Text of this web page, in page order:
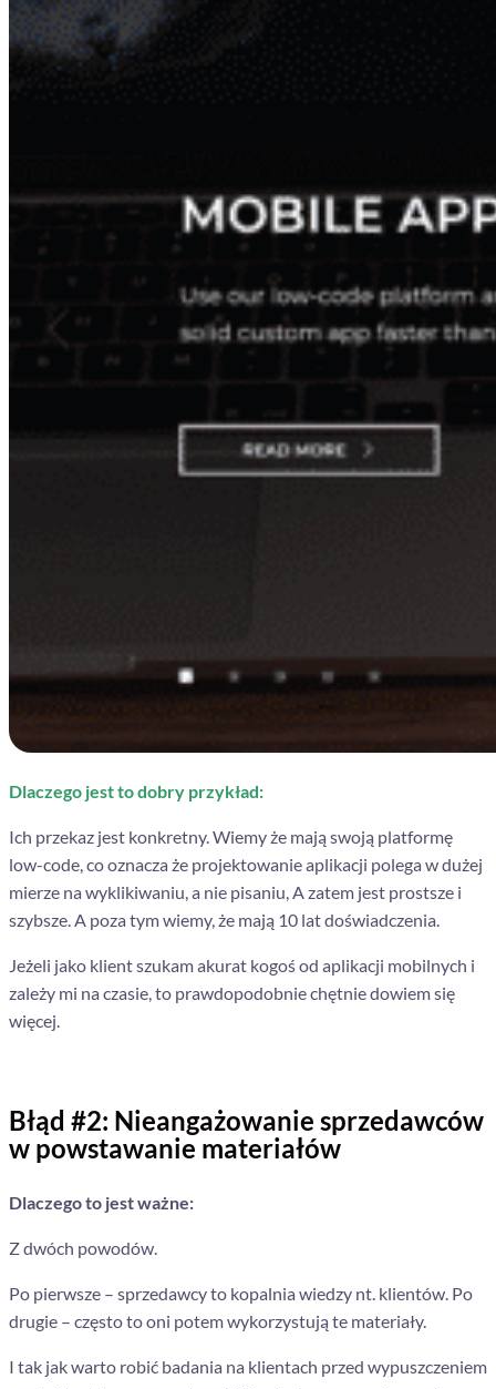
Dlaczego jest to dobry przykład:
Ich przekaz jest konkretny. Wiemy że mają swoją platformę
low-code, co oznacza że projektowanie aplikacji polega w dużej
mierze na wyklikiwaniu, a nie pisaniu, A zatem jest prostsze i
szybsze. A poza tym wiemy, że mają 10 lat doświadczenia.
Jeżeli jako klient szukam akurat kogoś od aplikacji mobilnych i
zależy mi na czasie, to prawdopodobnie chętnie dowiem się
więcej.
Błąd #2: Nieangażowanie sprzedawców
w powstawanie materiałów
Dlaczego to jest ważne:
Z dwóch powodów.
Po pierwsze – sprzedawcy to kopalnia wiedzy nt. klientów. Po
drugie – często to oni potem wykorzystują te materiały.
I tak jak warto robić badania na klientach przed wypuszczeniem